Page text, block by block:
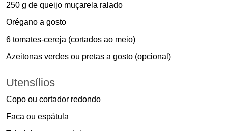
250 g de queijo muçarela ralado
Orégano a gosto
6 tomates-cereja (cortados ao meio)
Azeitonas verdes ou pretas a gosto (opcional)
Utensílios
Copo ou cortador redondo
Faca ou espátula